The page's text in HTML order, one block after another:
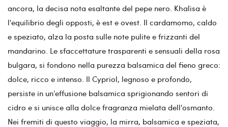
ancora, la decisa nota esaltante del pepe nero. Khalisa è
l'equilibrio degli opposti, è est e ovest. Il cardamomo, caldo
e speziato, alza la posta sulle note pulite e frizzanti del
mandarino. Le sfaccettature trasparenti e sensuali della rosa
bulgara, si fondono nella purezza balsamica del fieno greco:
dolce, ricco e intenso. Il Cypriol, legnoso e profondo,
persiste in un'effusione balsamica sprigionando sentori di
cidro e si unisce alla dolce fragranza mielata dell'osmanto.
Nei fremiti di questo viaggio, la mirra, balsamica e speziata,